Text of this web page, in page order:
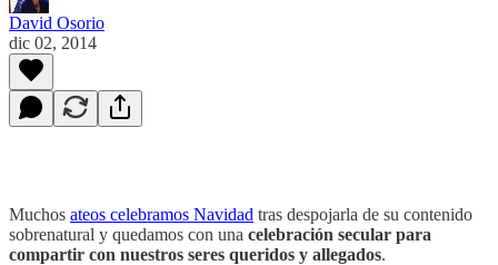
David Osorio
dic 02, 2014
Muchos ateos celebramos Navidad tras despojarla de su contenido
sobrenatural y quedamos con una celebración secular para
compartir con nuestros seres queridos y allegados.